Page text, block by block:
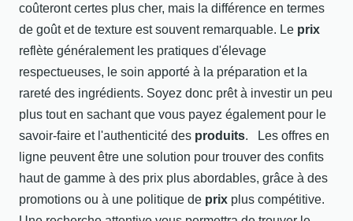
coûteront certes plus cher, mais la différence en termes
de goût et de texture est souvent remarquable. Le prix
reflète généralement les pratiques d'élevage
respectueuses, le soin apporté à la préparation et la
rareté des ingrédients. Soyez donc prêt à investir un peu
plus tout en sachant que vous payez également pour le
savoir-faire et l'authenticité des produits. Les offres en
ligne peuvent être une solution pour trouver des confits
haut de gamme à des prix plus abordables, grâce à des
promotions ou à une politique de prix plus compétitive.